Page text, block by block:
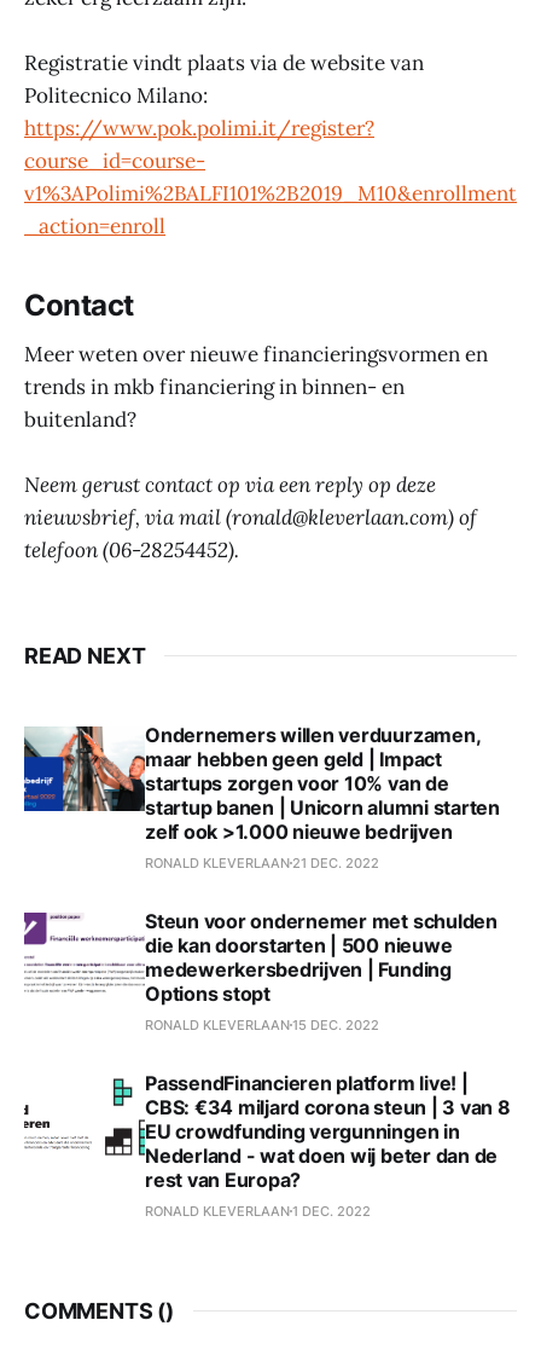
Registratie vindt plaats via de website van
Politecnico Milano:
https://www.pok.polimi.it/register?
course_id=course-
v1%3APolimi%2BALFI101%2B2019_M10&enrollment
_action=enroll
Contact
Meer weten over nieuwe financieringsvormen en
trends in mkb financiering in binnen- en
buitenland?
Neem gerust contact op via een reply op deze
nieuwsbrief, via mail (ronald@kleverlaan.com) of
telefoon (06-28254452).
READ NEXT
Ondernemers willen verduurzamen,
maar hebben geen geld | Impact
startups zorgen voor 10% van de
startup banen | Unicorn alumni starten
zelf ook >1.000 nieuwe bedrijven
RONALD KLEVERLAAN 21 DEC. 2022
Steun voor ondernemer met schulden
die kan doorstarten | 500 nieuwe
medewerkersbedrijven | Funding
Options stopt
RONALD KLEVERLAAN15 DEC. 2022
PassendFinancieren platform live! |
CBS: €34 miljard corona steun | 3 van 8
EU crowdfunding vergunningen in
Nederland - wat doen wij beter dan de
rest van Europa?
RONALD KLEVERLAAN1 DEC. 2022
COMMENTS ()